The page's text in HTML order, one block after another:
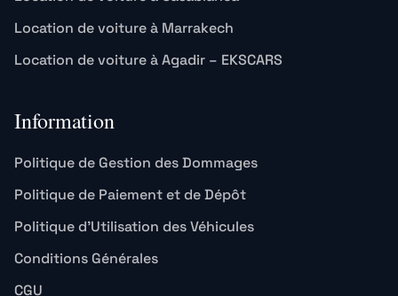
Location de voiture à Marrakech
Location de voiture à Agadir – EKSCARS
Information
Politique de Gestion des Dommages
Politique de Paiement et de Dépôt
Politique d’Utilisation des Véhicules
Conditions Générales
CGU